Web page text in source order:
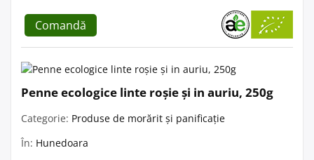
Comandă
Penne ecologice linte roșie și in auriu, 250g
Categorie: Produse de morărit și panificație
În: Hunedoara